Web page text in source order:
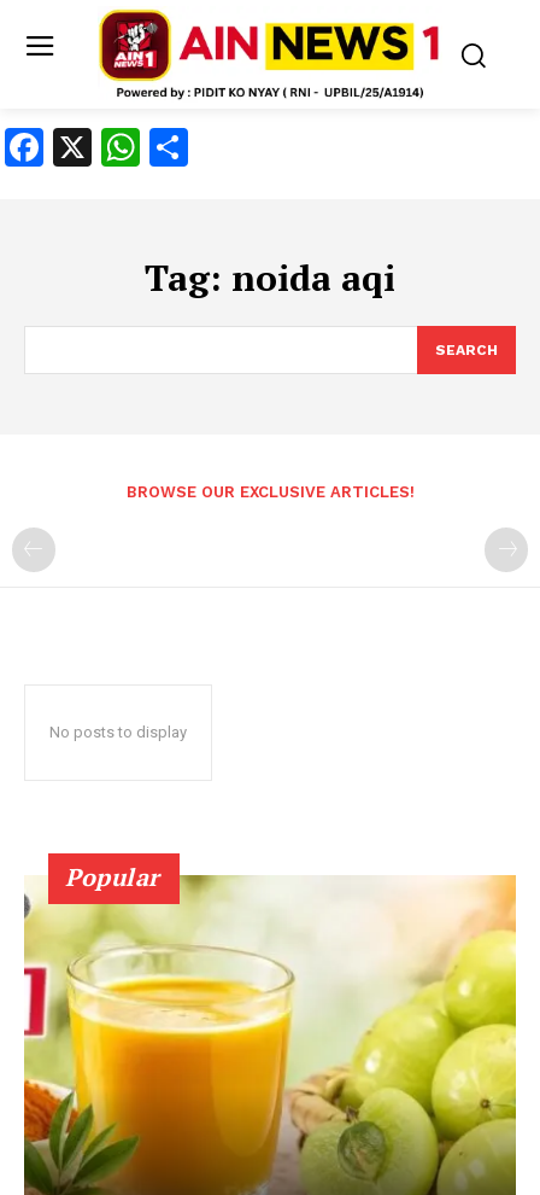
Facebook
X WhatsApp
Tag: noida aqi
SEARCH
BROWSE OUR EXCLUSIVE ARTICLES!
No posts to display
Popular